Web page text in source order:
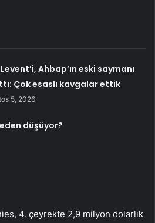
Ahbap’ın eski saymanı
Çok esaslı kavgalar ettik
5, 2026
düşüyor?
4. çeyrekte 2,9 milyon dolarlık